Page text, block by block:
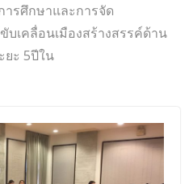
ารศึกษาและการจัด
เคลื่อนเมืองสร้างสรรค์ด้าน
ยะ 5ปีใน